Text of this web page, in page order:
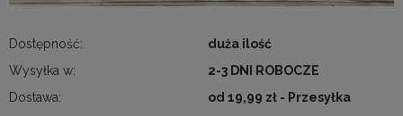
Dostępność:
duża ilość
Wysyłka w:
2-3 DNI ROBOCZE
Dostawa:
od 19,99 zł - Przesyłka